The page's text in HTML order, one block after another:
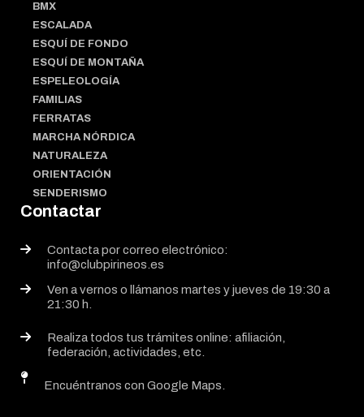
BMX
ESCALADA
ESQUÍ DE FONDO
ESQUÍ DE MONTAÑA
ESPELEOLOGÍA
FAMILIAS
FERRATAS
MARCHA NÓRDICA
NATURALEZA
ORIENTACIÓN
SENDERISMO
Contactar
Contacta por correo electrónico:
info@clubpirineos.es
Ven a vernos o llámanos martes y jueves de 19:30 a
21:30 h.
Realiza todos tus trámites online: afiliación,
federación, actividades, etc.
Encuéntranos con Google Maps.